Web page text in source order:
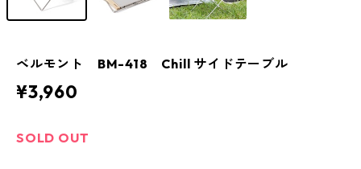
ベルモント BM-418 Chill サイドテーブル
¥3,960
SOLD OUT